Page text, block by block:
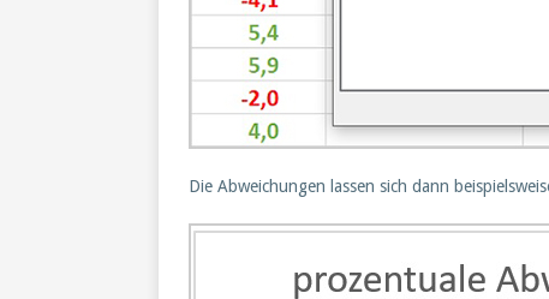
Die Abweichungen lassen sich dann